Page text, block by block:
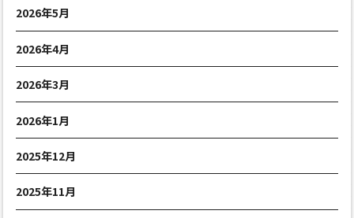
2026年5月
2026年4月
2026年3月
2026年1月
2025年12月
2025年11月